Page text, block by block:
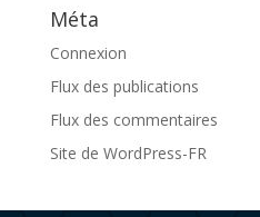
Méta
Connexion
Flux des publications
Flux des commentaires
Site de WordPress-FR